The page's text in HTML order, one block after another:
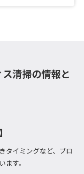
清掃の情報と
タイミングなど、プロ
す。